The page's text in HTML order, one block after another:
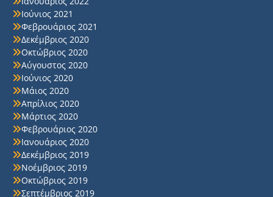
Ιούνιος 2021
Φεβρουάριος 2021
Δεκέμβριος 2020
Οκτώβριος 2020
Αύγουστος 2020
Ιούνιος 2020
Μάιος 2020
Απρίλιος 2020
Μάρτιος 2020
Φεβρουάριος 2020
Ιανουάριος 2020
Δεκέμβριος 2019
Νοέμβριος 2019
Οκτώβριος 2019
Σεπτέμβριος 2019